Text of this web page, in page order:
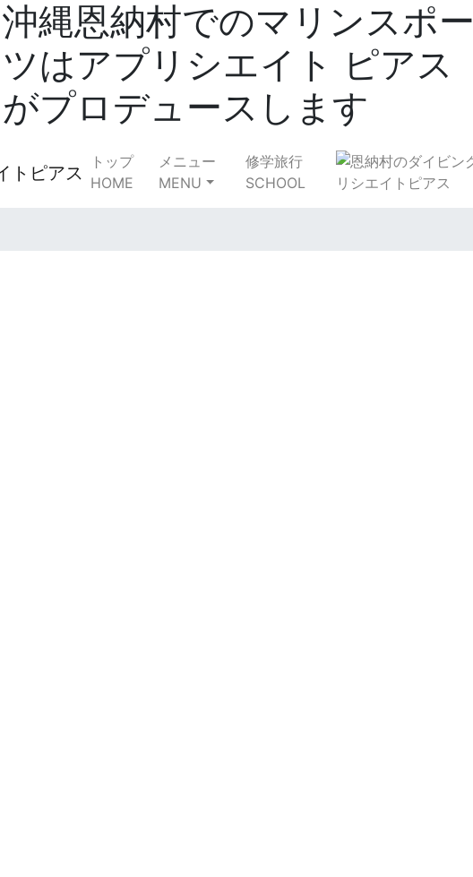
沖縄恩納村でのマリンスポー
ツはアプリシエイト ピアス
がプロデュースします
トップ
HOME
メニュー
MENU
修学旅行
SCHOOL